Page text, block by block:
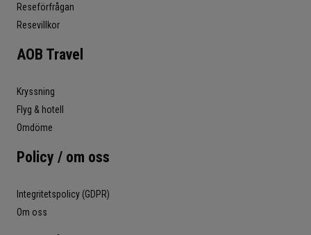
Reseförfrågan
Resevillkor
AOB Travel
Kryssning
Flyg & hotell
Omdöme
Policy / om oss
Integritetspolicy (GDPR)
Om oss